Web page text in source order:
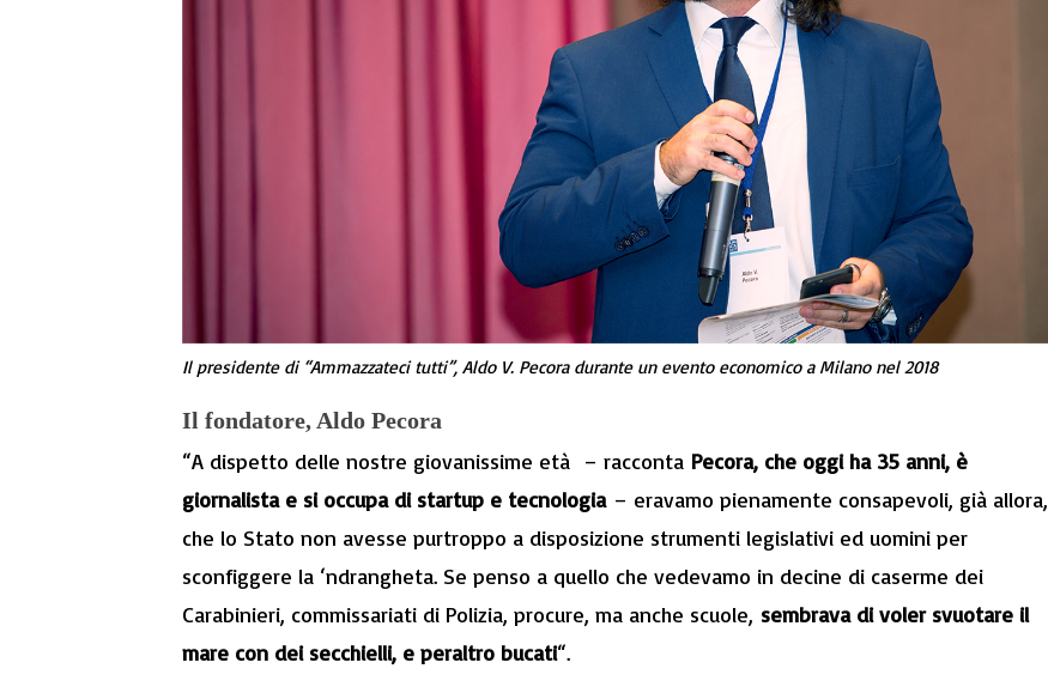
Il presidente di “Ammazzateci tutti”, Aldo V. Pecora durante un evento economico a Milano nel 2018
Il fondatore, Aldo Pecora
“A dispetto delle nostre giovanissime età – racconta Pecora, che oggi ha 35 anni, è
giornalista e si occupa di startup e tecnologia – eravamo pienamente consapevoli, già allora,
che lo Stato non avesse purtroppo a disposizione strumenti legislativi ed uomini per
sconfiggere la ‘ndrangheta. Se penso a quello che vedevamo in decine di caserme dei
Carabinieri, commissariati di Polizia, procure, ma anche scuole, sembrava di voler svuotare il
mare con dei secchielli, e peraltro bucati“.